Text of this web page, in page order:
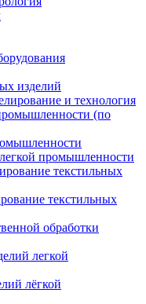
изделий
и технология
(по
промышленности
текстильных
текстильных
обработки
легкой
лёгкой